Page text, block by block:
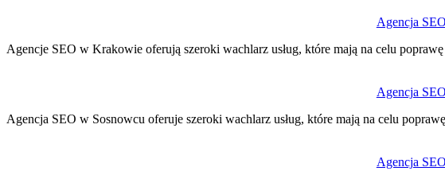
Agencja
Agencje SEO w Krakowie oferują szeroki wachlarz usług, które mają na celu
Agencja
Agencja SEO w Sosnowcu oferuje szeroki wachlarz usług, które mają na celu
Agencja
wpisu